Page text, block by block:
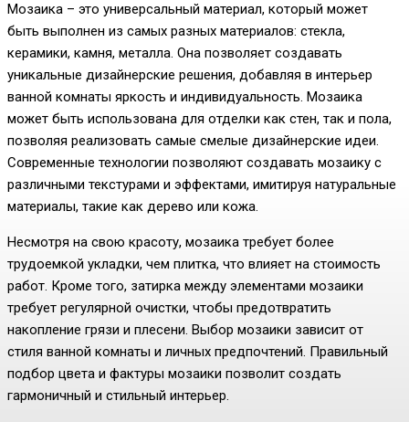
Мозаика – это универсальный материал, который может
быть выполнен из самых разных материалов: стекла,
керамики, камня, металла. Она позволяет создавать
уникальные дизайнерские решения, добавляя в интерьер
ванной комнаты яркость и индивидуальность. Мозаика
может быть использована для отделки как стен, так и пола,
позволяя реализовать самые смелые дизайнерские идеи.
Современные технологии позволяют создавать мозаику с
различными текстурами и эффектами, имитируя натуральные
материалы, такие как дерево или кожа.
Несмотря на свою красоту, мозаика требует более
трудоемкой укладки, чем плитка, что влияет на стоимость
работ. Кроме того, затирка между элементами мозаики
требует регулярной очистки, чтобы предотвратить
накопление грязи и плесени. Выбор мозаики зависит от
стиля ванной комнаты и личных предпочтений. Правильный
подбор цвета и фактуры мозаики позволит создать
гармоничный и стильный интерьер.